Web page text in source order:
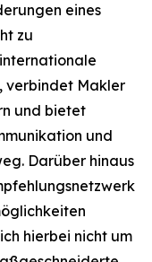
eines
zu
verbindet Makler
und bietet
und
Darüber hinaus
hierbei nicht um